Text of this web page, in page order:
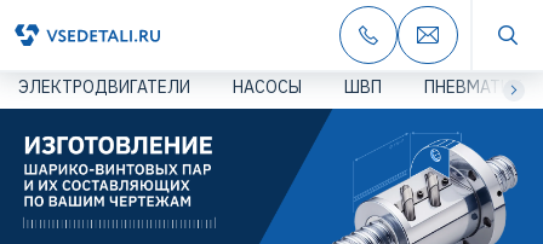
ЭЛЕКТРОДВИГАТЕЛИ НАСОСЫ ШВП ПНЕВМАТИКА